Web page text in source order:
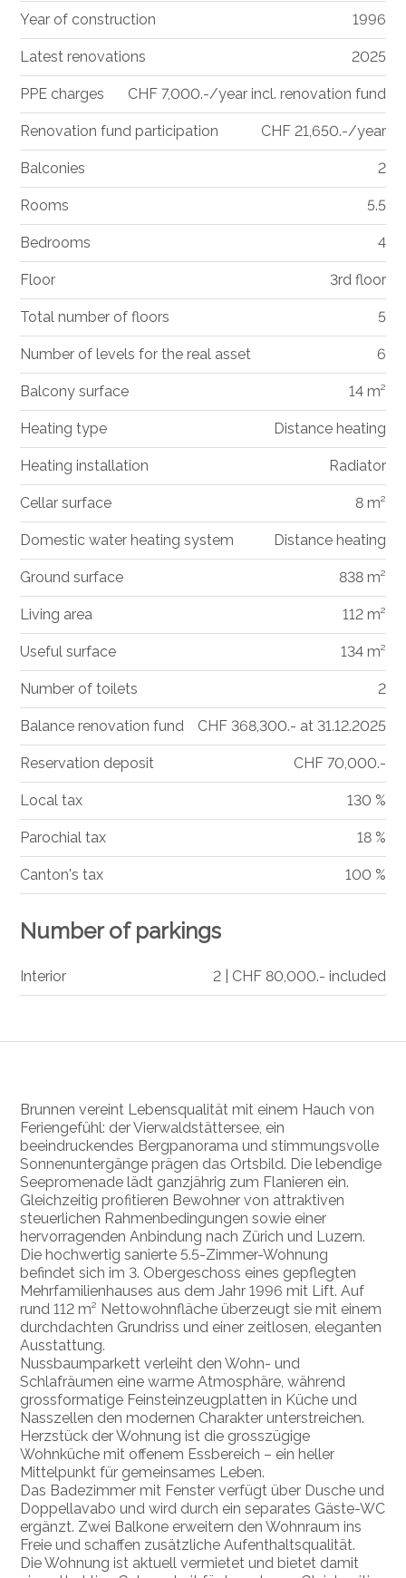
Brunnen vereint Lebensqualität mit einem Hauch von
Feriengefühl: der Vierwaldstättersee, ein
beeindruckendes Bergpanorama und stimmungsvolle
Sonnenuntergänge prägen das Ortsbild. Die lebendige
Seepromenade lädt ganzjährig zum Flanieren ein.
Gleichzeitig profitieren Bewohner von attraktiven
steuerlichen Rahmenbedingungen sowie einer
hervorragenden Anbindung nach Zürich und Luzern.
Die hochwertig sanierte 5.5-Zimmer-Wohnung
befindet sich im 3. Obergeschoss eines gepflegten
Mehrfamilienhauses aus dem Jahr 1996 mit Lift. Auf
rund 112 m² Nettowohnfläche überzeugt sie mit einem
durchdachten Grundriss und einer zeitlosen, eleganten
Ausstattung.
Nussbaumparkett verleiht den Wohn- und
Schlafräumen eine warme Atmosphäre, während
grossformatige Feinsteinzeugplatten in Küche und
Nasszellen den modernen Charakter unterstreichen.
Herzstück der Wohnung ist die grosszügige
Wohnküche mit offenem Essbereich – ein heller
Mittelpunkt für gemeinsames Leben.
Das Badezimmer mit Fenster verfügt über Dusche und
Doppellavabo und wird durch ein separates Gäste-WC
ergänzt. Zwei Balkone erweitern den Wohnraum ins
Freie und schaffen zusätzliche Aufenthaltsqualität.
Die Wohnung ist aktuell vermietet und bietet damit
Year of construction 1996
Latest renovations 2025
PPE charges CHF 7,000.-/year incl. renovation fund
Renovation fund participation CHF 21,650.-/year
Balconies 2
Rooms 5.5
Bedrooms 4
Floor 3rd floor
Total number of floors 5
Number of levels for the real asset 6
Balcony surface 14 m²
Heating type Distance heating
Heating installation Radiator
Cellar surface 8 m²
Domestic water heating system Distance heating
Ground surface 838 m²
Living area 112 m²
Useful surface 134 m²
Number of toilets 2
Balance renovation fund CHF 368,300.- at 31.12.2025
Reservation deposit CHF 70,000.-
Local tax 130 %
Parochial tax 18 %
Canton's tax 100 %
Number of parkings
Interior 2 | CHF 80,000.- included